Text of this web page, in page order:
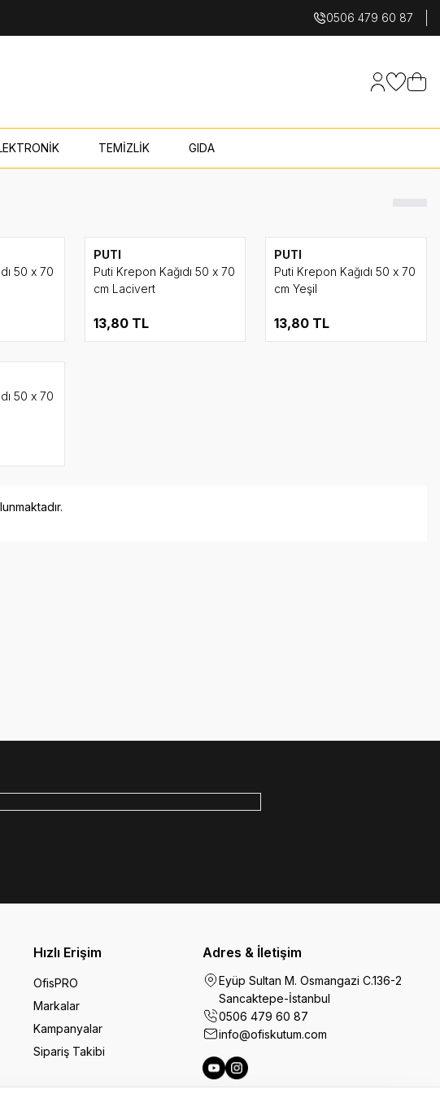
0506 479 60 87
Hesabım
TEMİZLİK GIDA
50 x 70
PUTI
Puti Krepon Kağıdı 50 x 70
cm Lacivert
13,80TL
PUTI
Puti Krepon Kağıdı 50 x 70
cm Yeşil
13,80 TL
50 x 70
Hızlı Erişim
OfisPRO
Markalar
Kampanyalar
Sipariş Takibi
Adres & İletişim
Eyüp Sultan M. Osmangazi C.136-2
Sancaktepe-İstanbul
0506 479 60 87
info@ofiskutum.com
Ofiskutum You Tube
Ofiskutum Instagram